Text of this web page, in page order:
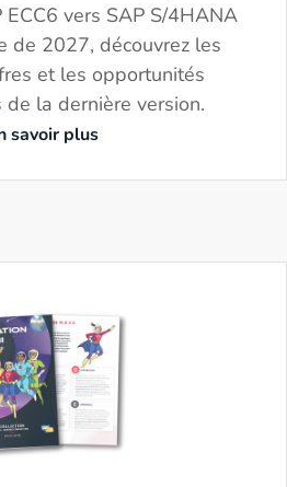
vers SAP S/4HANA
de 2027, découvrez les
et les opportunités
la dernière version.
savoir plus